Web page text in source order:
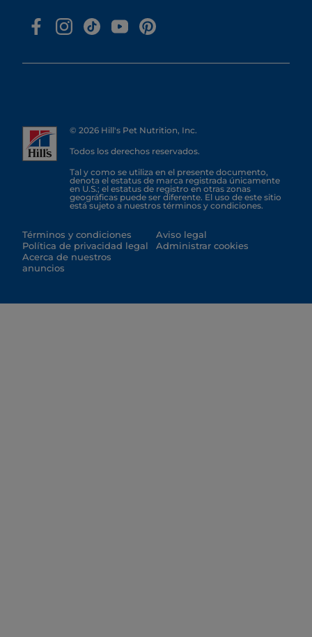
© 2026 Hill's Pet Nutrition, Inc.
Todos los derechos reservados.
Tal y como se utiliza en el presente documento,
denota el estatus de marca registrada únicamente
en U.S.; el estatus de registro en otras zonas
geográficas puede ser diferente. El uso de este sitio
está sujeto a nuestros términos y condiciones.
Términos y condiciones
Política de privacidad legal
Acerca de nuestros
anuncios
Aviso legal
Administrar cookies